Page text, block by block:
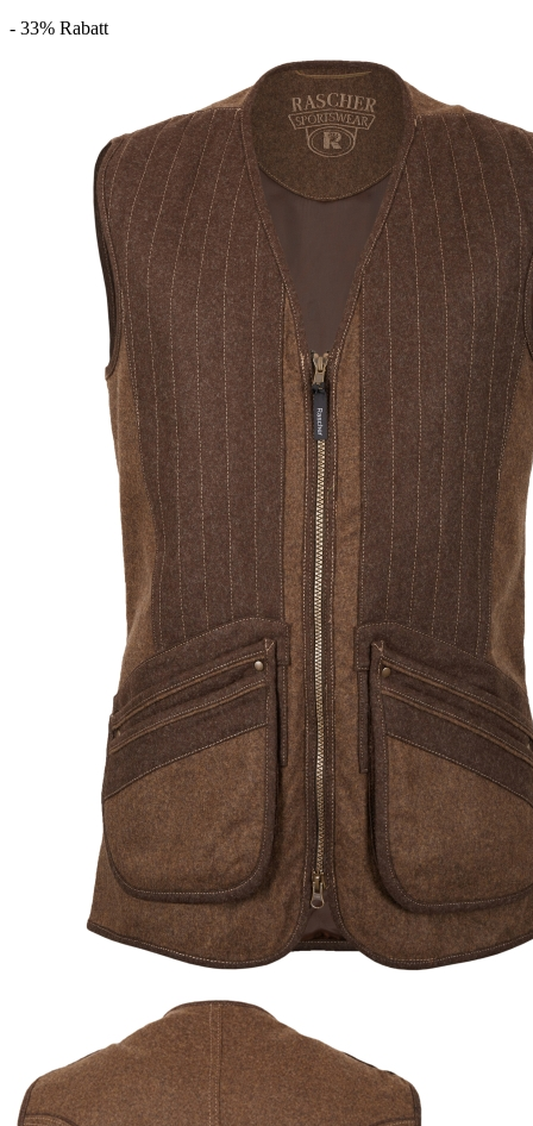
- 33% Rabatt